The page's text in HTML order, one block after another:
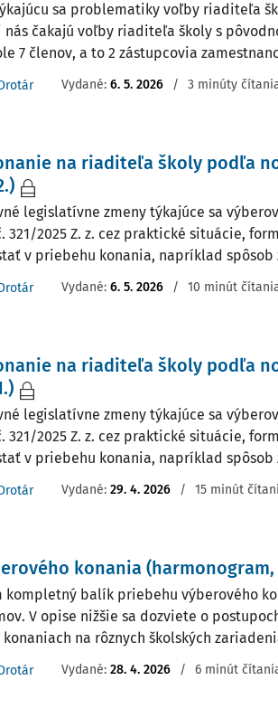
sa problematiky voľby riaditeľa
nás čakajú voľby riaditeľa školy s
7 členov, a to 2 zástupcovia
Vydané: 6. 5. 2026 / 3 minúty
na riaditeľa školy podľa
legislatívne zmeny týkajúce sa
321/2025 Z. z. cez praktické situácie,
v priebehu konania, napríklad spôsob
Vydané: 6. 5. 2026 / 10 minút
na riaditeľa školy podľa
legislatívne zmeny týkajúce sa
321/2025 Z. z. cez praktické situácie,
v priebehu konania, napríklad spôsob
Vydané: 29. 4. 2026 / 15 minút
konania
kompletný balík priebehu výberového
V opise nižšie sa dozviete o
na rôznych školských
Vydané: 28. 4. 2026 / 6 minút